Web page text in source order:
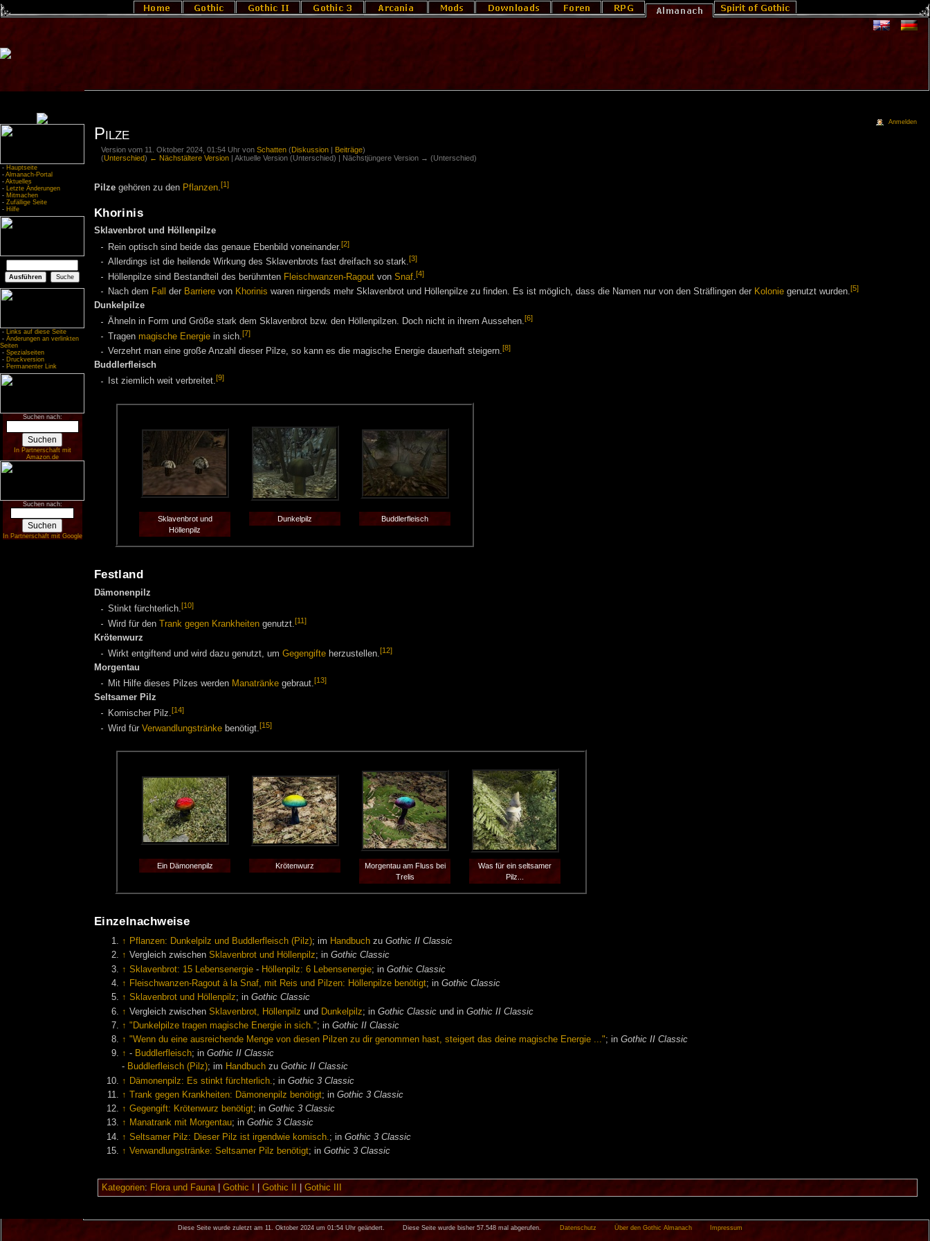
- Hauptseite
- Almanach-Portal
- Aktuelles
- Letzte Änderungen
- Mitmachen
- Zufällige Seite
- Hilfe
- Links auf diese Seite
- Änderungen an verlinkten
Seiten
- Spezialseiten
- Druckversion
- Permanenter Link
Suchen nach:
In Partnerschaft mit
Amazon.de
Suchen nach:
In Partnerschaft mit Google
Pilze
Version vom 11. Oktober 2024, 01:54 Uhr vonSchatten (Diskussion | Beiträge)
(Unterschied) ← Nächstältere Version | Aktuelle Version (Unterschied) | Nächstjüngere Version → (Unterschied)
Pilzegehören zu den Pflanzen.[1]
Khorinis
Sklavenbrot und Höllenpilze
Rein optisch sind beide das genaue Ebenbild voneinander.[2]
Allerdings ist die heilende Wirkung des Sklavenbrots fast dreifach so stark.[3]
Höllenpilze sind Bestandteil des berühmten Fleischwanzen-Ragout von Snaf.[4]
Nach dem Fall der Barriere von Khorinis waren nirgends mehr Sklavenbrot und Höllenpilze zu finden. Es ist möglich, dass die Namen nur von den Sträflingen der Kolonie genutzt wurden.[5]
Dunkelpilze
Ähneln in Form und Größe stark dem Sklavenbrot bzw. den Höllenpilzen. Doch nicht in ihrem Aussehen.[6]
Tragen magische Energie in sich.[7]
Verzehrt man eine große Anzahl dieser Pilze, so kann es die magische Energie dauerhaft steigern.[8]
Buddlerfleisch
Ist ziemlich weit verbreitet.[9]
Sklavenbrot und
Höllenpilz
Dunkelpilz Buddlerfleisch
Festland
Dämonenpilz
Stinkt fürchterlich.[10]
Wird für den Trank gegen Krankheiten genutzt.[11]
Krötenwurz
Wirkt entgiftend und wird dazu genutzt, um Gegengifte herzustellen.[12]
Morgentau
Mit Hilfe dieses Pilzes werden Manatränke gebraut.[13]
Seltsamer Pilz
Komischer Pilz.[14]
Wird für Verwandlungstränke benötigt.[15]
Ein Dämonenpilz Krötenwurz
Morgentau am Fluss bei
Trelis
Was für ein seltsamer
Pilz...
Einzelnachweise
↑ Pflanzen: Dunkelpilz und Buddlerfleisch (Pilz); im Handbuch zuGothic II Classic
↑ Vergleich zwischenSklavenbrot und Höllenpilz; inGothic Classic
↑ Sklavenbrot: 15 Lebensenergie - Höllenpilz: 6 Lebensenergie; inGothic Classic
↑ Fleischwanzen-Ragout à la Snaf, mit Reis und Pilzen: Höllenpilze benötigt; inGothic Classic
↑ Sklavenbrot und Höllenpilz; inGothic Classic
↑ Vergleich zwischenSklavenbrot, Höllenpilz und Dunkelpilz; inGothic Classic und inGothic II Classic
↑ "Dunkelpilze tragen magische Energie in sich."; inGothic II Classic
↑ "Wenn du eine ausreichende Menge von diesen Pilzen zu dir genommen hast, steigert das deine magische Energie ..."; inGothic II Classic
↑ - Buddlerfleisch; inGothic II Classic
- Buddlerfleisch (Pilz); im Handbuch zuGothic II Classic
↑ Dämonenpilz: Es stinkt fürchterlich. ; inGothic 3 Classic
↑ Trank gegen Krankheiten: Dämonenpilz benötigt; inGothic 3 Classic
↑ Gegengift: Krötenwurz benötigt; inGothic 3 Classic
↑ Manatrank mit Morgentau; inGothic 3 Classic
↑ Seltsamer Pilz: Dieser Pilz ist irgendwie komisch. ; inGothic 3 Classic
↑ Verwandlungstränke: Seltsamer Pilz benötigt; inGothic 3 Classic
Kategorien: Flora und Fauna| Gothic I Gothic II Gothic III
Anmelden
Diese Seite wurde zuletzt am 11. Oktober 2024 um 01:54 Uhr geändert. Diese Seite wurde bisher 57.548 mal abgerufen. Datenschutz Über den Gothic Almanach Impressum